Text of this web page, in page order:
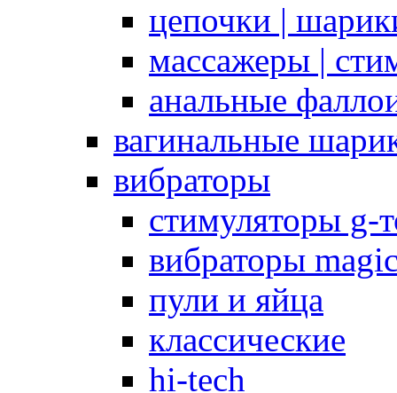
цепочки |
массажеры |
анальные
вагинальные
вибраторы
стимуляторы g-
вибраторы
пули и яйца
классические
hi-tech